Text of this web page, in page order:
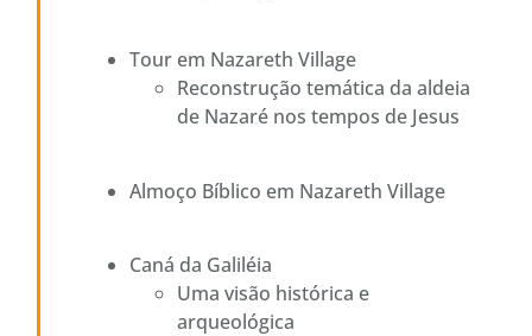
Tour em Nazareth Village
Reconstrução temática da aldeia
de Nazaré nos tempos de Jesus
Almoço Bíblico em Nazareth Village
Caná da Galiléia
Uma visão histórica e
arqueológica